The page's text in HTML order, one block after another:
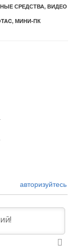
СРЕДСТВА, ВИДЕО
, МИНИ-ПК
авторизуйтесь